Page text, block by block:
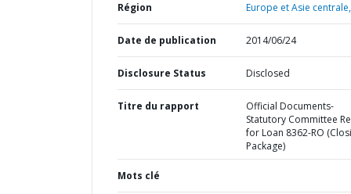
Région Europe et Asie centrale,
Date de publication 2014/06/24
Disclosure Status Disclosed
Titre du rapport
Official Documents-
Statutory Committee
for Loan 8362-RO
Package)
Mots clé